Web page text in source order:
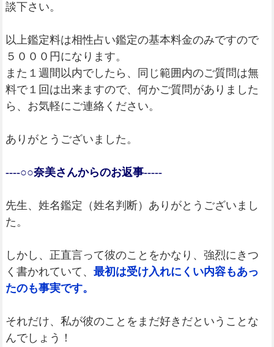
談下さい。
以上鑑定料は相性占い鑑定の基本料金のみですので
５０００円になります。
また１週間以内でしたら、同じ範囲内のご質問は無
料で１回は出来ますので、何かご質問がありました
ら、お気軽にご連絡ください。
ありがとうございました。
----○○奈美さんからのお返事-----
先生、姓名鑑定（姓名判断）ありがとうございまし
た。
しかし、正直言って彼のことをかなり、強烈にきつ
く書かれていて、 最初は受け入れにくい内容もあっ
たのも事実です。
それだけ、私が彼のことをまだ好きだということな
んでしょう！